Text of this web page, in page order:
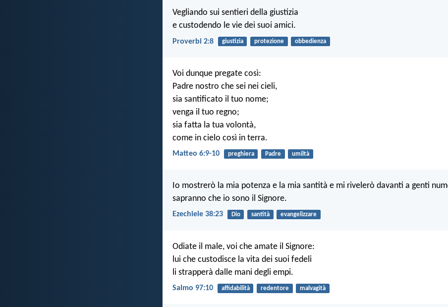
Vegliando sui sentieri della giustizia
e custodendo le vie dei suoi amici.
Proverbi 2:8 giustizia protezione obbedienza
Voi dunque pregate così:
Padre nostro che sei nei cieli,
sia santificato il tuo nome;
venga il tuo regno;
sia fatta la tua volontà,
come in cielo così in terra.
Matteo 6:9-10 preghiera Padre umiltà
Io mostrerò la mia potenza e la mia santità e mi rivelerò davanti a genti
sapranno che io sono il Signore.
Ezechiele 38:23 Dio santità evangelizzare
Odiate il male, voi che amate il Signore:
lui che custodisce la vita dei suoi fedeli
li strapperà dalle mani degli empi.
Salmo 97:10 affidabilità redentore malvagità